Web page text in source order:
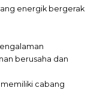
energik bergerak
berusaha dan
cabang